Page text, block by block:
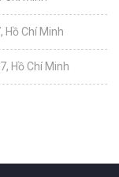
Hồ Chí Minh
Hồ Chí Minh